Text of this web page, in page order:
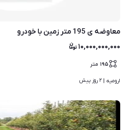
معاوضه ی 195 متر زمین با خودرو
۱۰,۰۰۰,۰۰۰,۰۰۰
۱۹۵ متر
ارومیه | ۲ روز پیش